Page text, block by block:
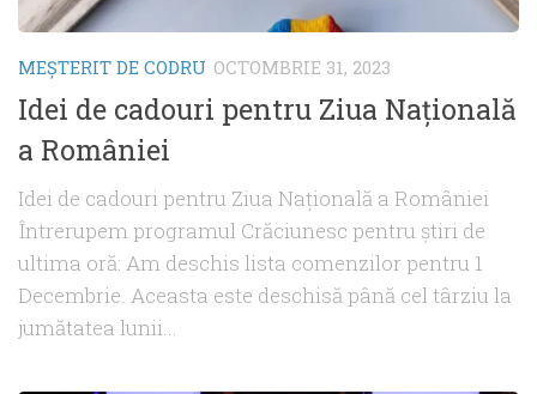
MEŞTERIT DE CODRU OCTOMBRIE 31, 2023
Idei de cadouri pentru Ziua Națională
a României
Idei de cadouri pentru Ziua Națională a României
Întrerupem programul Crăciunesc pentru știri de
ultima oră: Am deschis lista comenzilor pentru 1
Decembrie. Aceasta este deschisă până cel târziu la
jumătatea lunii...